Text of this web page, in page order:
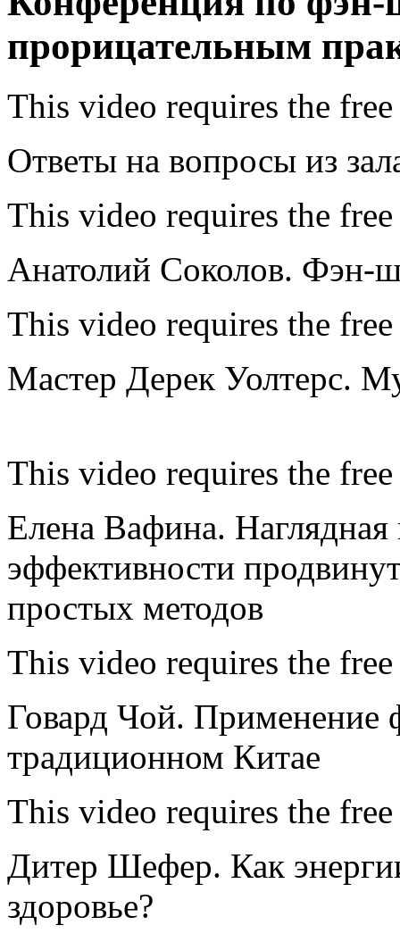
прорицательным
This video requires the
Ответы на вопросы из
This video requires the
Анатолий Соколов. Фэн-
This video requires the
Мастер Дерек Уолтерс.
This video requires the
Елена Вафина. Наглядная
эффективности
простых методов
This video requires the
Говард Чой.
традиционном Китае
This video requires the
Дитер Шефер. Как
здоровье?